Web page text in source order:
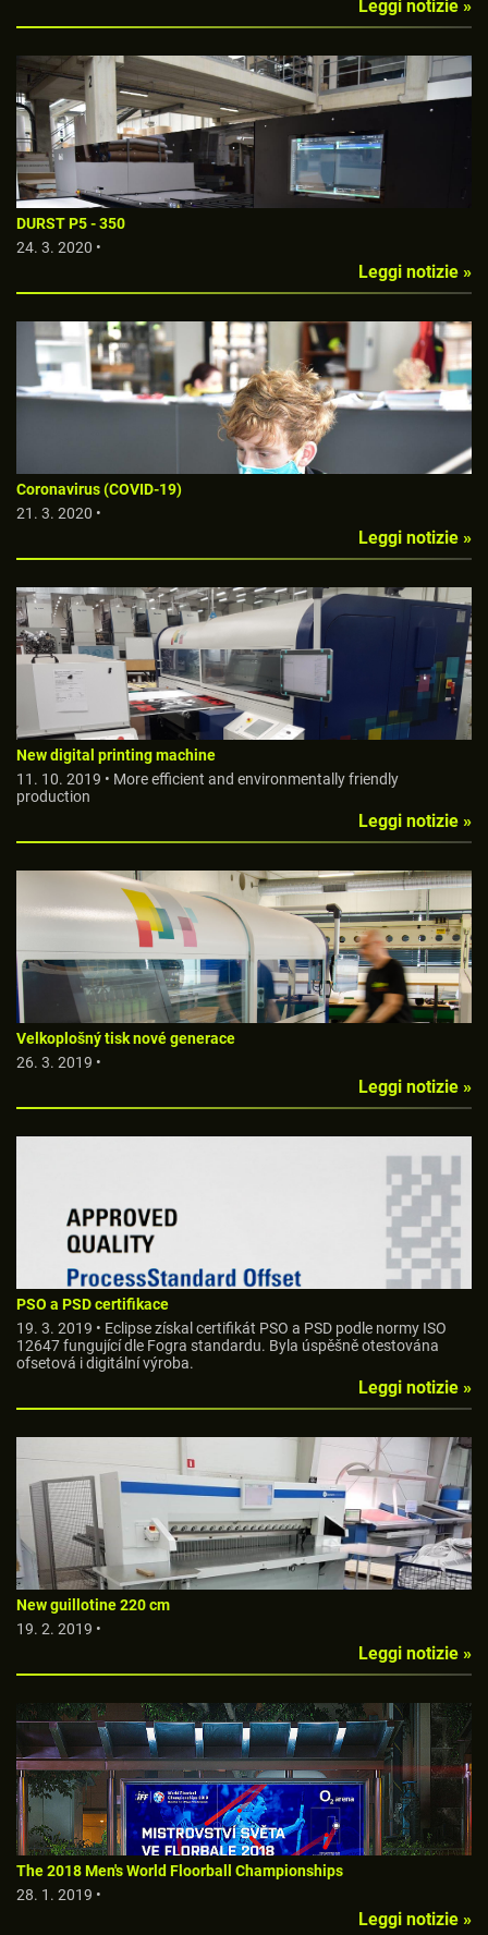
Leggi notizie »
DURST P5 - 350
24. 3. 2020 •
Leggi notizie »
Coronavirus (COVID-19)
21. 3. 2020 •
Leggi notizie »
New digital printing machine
11. 10. 2019 • More efficient and environmentally friendly
production
Leggi notizie »
Velkoplošný tisk nové generace
26. 3. 2019 •
Leggi notizie »
PSO a PSD certifikace
19. 3. 2019 • Eclipse získal certifikát PSO a PSD podle normy ISO
12647 fungující dle Fogra standardu. Byla úspěšně otestována
ofsetová i digitální výroba.
Leggi notizie »
New guillotine 220 cm
19. 2. 2019 •
Leggi notizie »
The 2018 Men's World Floorball Championships
28. 1. 2019 •
Leggi notizie »